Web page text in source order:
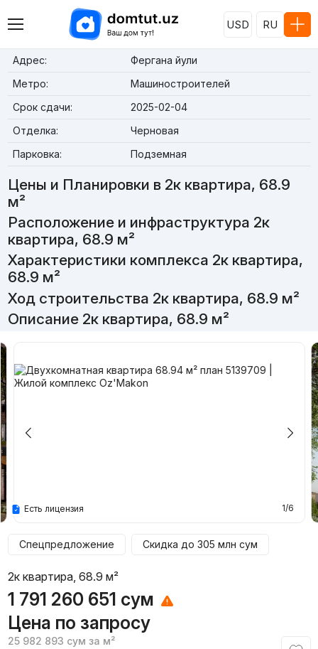
USD RU
Адрес:
Фергана йули
Метро:
Машиностроителей
Срок сдачи:
2025-02-04
Отделка:
Черновая
Парковка:
Подземная
Цены и Планировки в 2к квартира, 68.9
м²
Расположение и инфраструктура 2к
квартира, 68.9 м²
Характеристики комплекса 2к квартира,
68.9 м²
Ход строительства 2к квартира, 68.9 м²
Описание 2к квартира, 68.9 м²
1/6
Есть лицензия
Спецпредложение Скидка до 305 млн сум
2к квартира, 68.9 м²
1 791 260 651 сум
Цена по запросу
25 982 893 сум за м²